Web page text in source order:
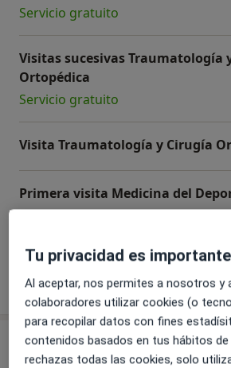
Servicio gratuito
Visitas sucesivas Traumatología
Ortopédica
Servicio gratuito
Visita Traumatología y Cirugía
Primera visita Medicina del
¿Cómo funcionan los precios?
Especialistas & aseguradoras
Tu privacidad es importante
Al aceptar, nos permites a nosotros y
colaboradores utilizar cookies (o
para recopilar datos con fines
contenidos basados en tus hábitos de
rechazas todas las cookies, solo